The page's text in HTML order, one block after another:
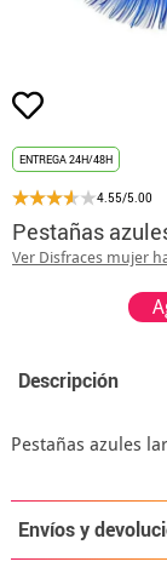
ENTREGA 24H/48H
4.55/5.00
Pestañas
Ver Disfraces mujer
Descripción
Pestañas azules
Envíos y